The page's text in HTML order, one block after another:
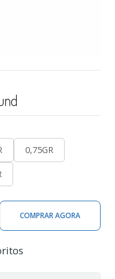
0,75GR
COMPRAR AGORA